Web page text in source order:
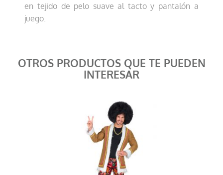
en tejido de pelo suave al tacto y pantalón a
juego.
OTROS PRODUCTOS QUE TE PUEDEN
INTERESAR